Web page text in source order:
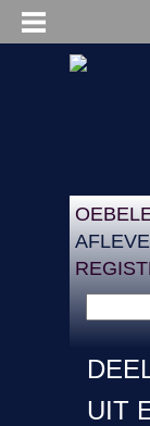
UIT
OEBELE